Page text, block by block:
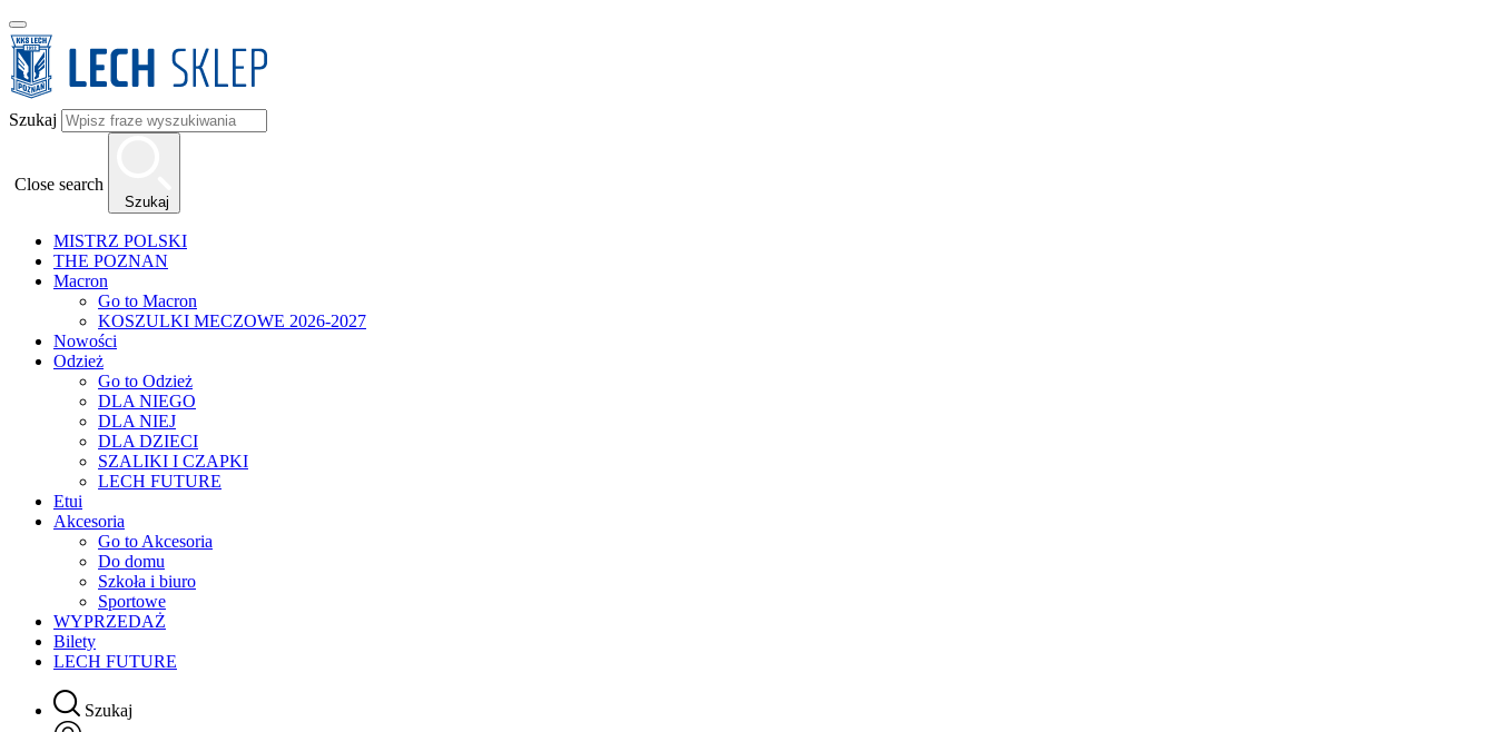
Szukaj
Close search
Szukaj
MISTRZ POLSKI
THE POZNAN
Macron
Go to Macron
KOSZULKI MECZOWE 2026-2027
Nowości
Odzież
Go to Odzież
DLA NIEGO
DLA NIEJ
DLA DZIECI
SZALIKI I CZAPKI
LECH FUTURE
Etui
Akcesoria
Go to Akcesoria
Do domu
Szkoła i biuro
Sportowe
WYPRZEDAŻ
Bilety
LECH FUTURE
Szukaj